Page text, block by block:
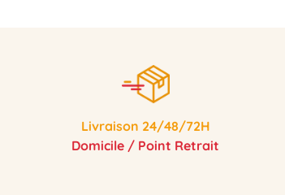
Livraison 24/48/72H
Domicile / Point Retrait